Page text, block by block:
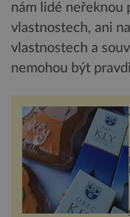
nám lidé neřeknou
vlastnostech, ani
vlastnostech a
nemohou být